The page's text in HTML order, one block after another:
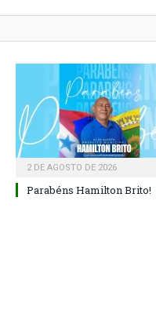
2 DE AGOSTO DE 2026
Parabéns Hamilton Brito!